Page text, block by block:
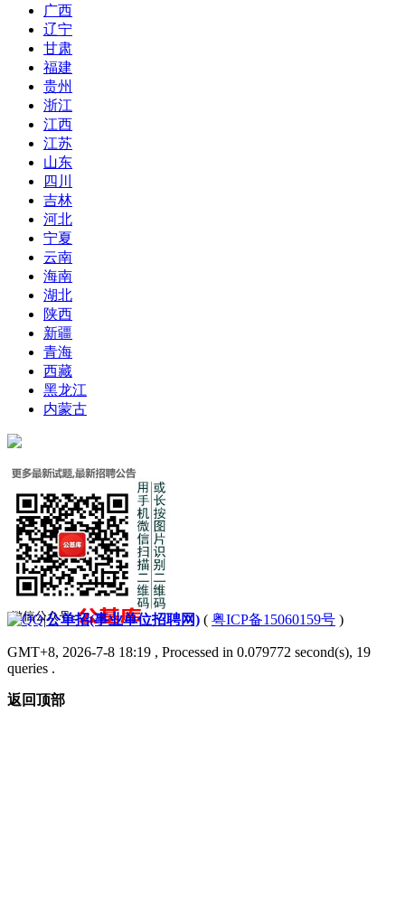
广西
辽宁
甘肃
福建
贵州
浙江
江西
江苏
山东
四川
吉林
河北
宁夏
云南
海南
湖北
陕西
新疆
青海
西藏
黑龙江
内蒙古
|公单招(事业单位招聘网) ( 粤ICP备15060159号 )
GMT+8, 2026-7-8 18:19 , Processed in 0.079772 second(s), 19
queries .
返回顶部